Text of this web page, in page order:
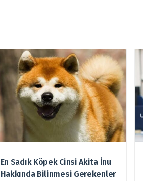
En Sadık Köpek Cinsi Akita İnu
Hakkında Bilinmesi Gerekenler